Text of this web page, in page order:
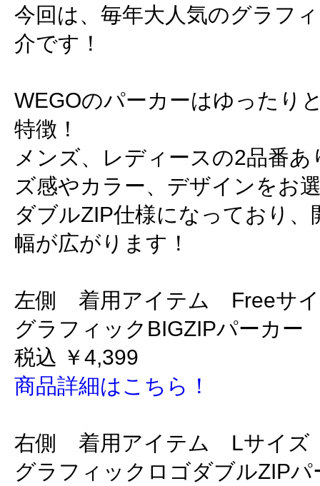
今回は、毎年大人気のグラフ
介です！
WEGOのパーカーはゆったり
特徴！
メンズ、レディースの2品番
ズ感やカラー、デザインをお
ダブルZIP仕様になっており
幅が広がります！
左側 着用アイテム Freeサ
グラフィックBIGZIPパーカー
税込 ￥4,399
商品詳細はこちら！
右側 着用アイテム Lサイズ
グラフィックロゴダブルZIPパ